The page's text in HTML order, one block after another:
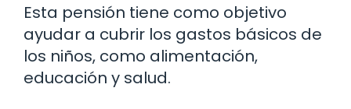
Esta pensión tiene como objetivo
ayudar a cubrir los gastos básicos de
los niños, como alimentación,
educación y salud.